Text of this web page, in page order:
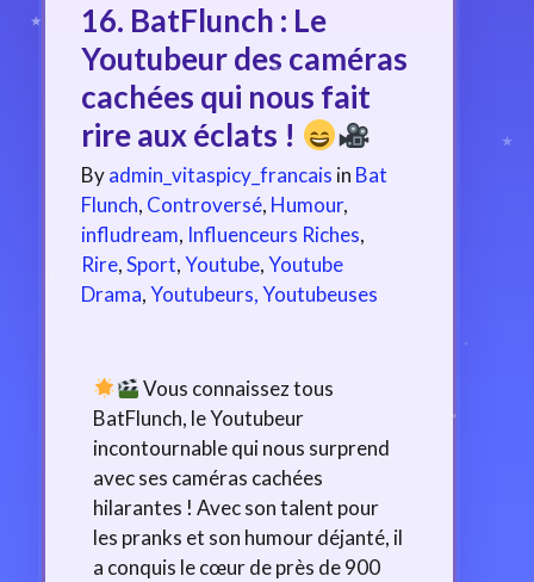
16. BatFlunch : Le
Youtubeur des caméras
cachées qui nous fait
rire aux éclats !
Byadmin_vitaspicy_francais in Bat
Flunch, Controversé, Humour,
infludream, Influenceurs Riches,
Rire,Sport,Youtube,Youtube
Drama,Youtubeurs, Youtubeuses
Vous connaissez tous
BatFlunch, le Youtubeur
incontournable qui nous surprend
avec ses caméras cachées
hilarantes ! Avec son talent pour
les pranks et son humour déjanté, il
a conquis le cœur de près de 900